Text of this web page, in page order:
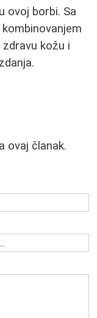
ovoj borbi. Sa
kožu i
ovaj članak.